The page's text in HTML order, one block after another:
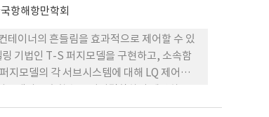
항해항만학회
테이너의 흔들림을 효과적으로 제어할 수 있
기법인 T-S 퍼지모델을 구현하고, 소속함
지모델의 각 서브시스템에 대해 LQ 제어기
퍼지모델은 컨테이너 크레인의 비선형 모델